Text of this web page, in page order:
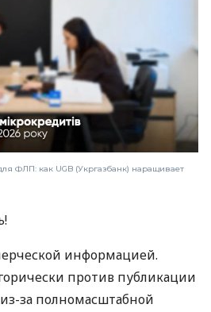
ФЛП: как UGB (Укргазбанк) наращивает
информацией.
против публикации
за полномасштабной